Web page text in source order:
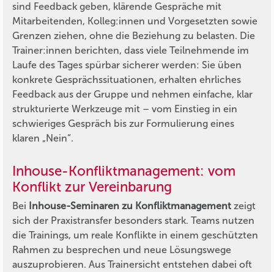
sind Feedback geben, klärende Gespräche mit
Mitarbeitenden, Kolleg:innen und Vorgesetzten sowie
Grenzen ziehen, ohne die Beziehung zu belasten. Die
Trainer:innen berichten, dass viele Teilnehmende im
Laufe des Tages spürbar sicherer werden: Sie üben
konkrete Gesprächssituationen, erhalten ehrliches
Feedback aus der Gruppe und nehmen einfache, klar
strukturierte Werkzeuge mit – vom Einstieg in ein
schwieriges Gespräch bis zur Formulierung eines
klaren „Nein“.
Inhouse-Konfliktmanagement: vom
Konflikt zur Vereinbarung
Bei Inhouse-Seminaren zu Konfliktmanagement zeigt
sich der Praxistransfer besonders stark. Teams nutzen
die Trainings, um reale Konflikte in einem geschützten
Rahmen zu besprechen und neue Lösungswege
auszuprobieren. Aus Trainersicht entstehen dabei oft